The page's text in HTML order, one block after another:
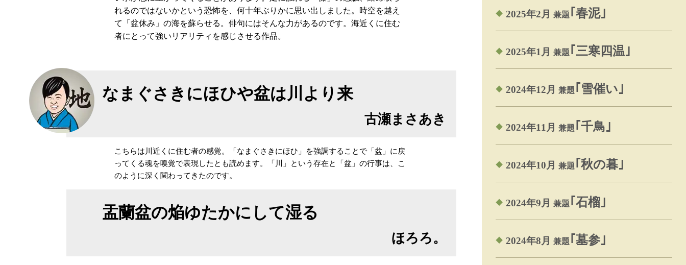
れるのではないかという恐怖を、何十年ぶりかに思い出しました。時空を越え
て「盆休み」の海を蘇らせる。俳句にはそんな力があるのです。海近くに住む
者にとって強いリアリティを感じさせる作品。
なまぐさきにほひや盆は川より来
古瀬まさあき
こちらは川近くに住む者の感覚。「なまぐさきにほひ」を強調することで「盆」に戻
ってくる魂を嗅覚で表現したとも読めます。「川」という存在と「盆」の行事は、こ
のように深く関わってきたのです。
盂蘭盆の焔ゆたかにして湿る
ほろろ。
2025年2月 兼題 ｢春泥｣
2025年1月 兼題 ｢三寒四温｣
2024年12月 兼題 ｢雪催い｣
2024年11月 兼題 ｢千鳥｣
2024年10月 兼題 ｢秋の暮｣
2024年9月 兼題 ｢石榴｣
2024年8月 兼題 ｢墓参｣